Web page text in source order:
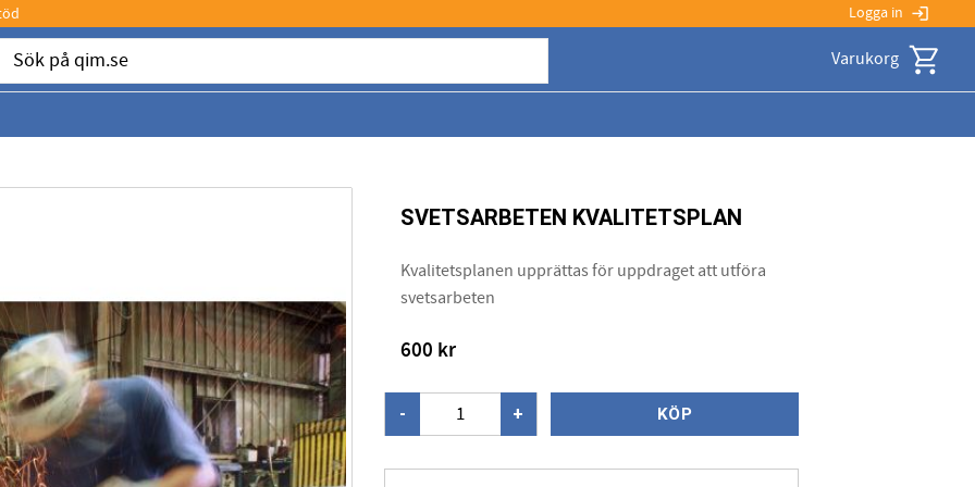
Logga in login
Kundvagn
SVETSARBETEN KVALITETSPLAN
Kvalitetsplanen upprättas för uppdraget att utföra
svetsarbeten
600 kr
+
- KÖP